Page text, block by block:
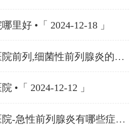
里好 •「 2024-12-18 」
成都正规男科医院前列,细菌性前列腺炎的临床表现解析 •「 2024-12-18 」
•「 2024-12-12 」
成都男科生殖医院-急性前列腺炎有哪些症状 •「 2024-12-12 」